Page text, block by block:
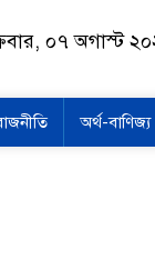
০৭ অগাস্ট
অর্থ-বাণিজ্য